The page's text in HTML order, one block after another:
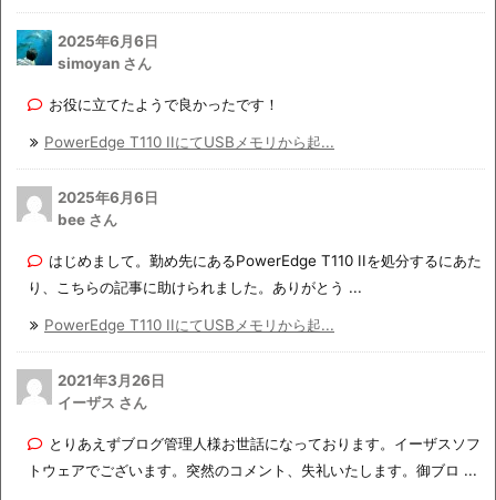
2025年6月6日
simoyan さん
お役に立てたようで良かったです！
PowerEdge T110 IIにてUSBメモリから起...
2025年6月6日
bee さん
はじめまして。勤め先にあるPowerEdge T110 IIを処分するにあた
り、こちらの記事に助けられました。ありがとう ...
PowerEdge T110 IIにてUSBメモリから起...
2021年3月26日
イーザス さん
とりあえずブログ管理人様お世話になっております。イーザスソフ
トウェアでございます。突然のコメント、失礼いたします。御ブロ ...